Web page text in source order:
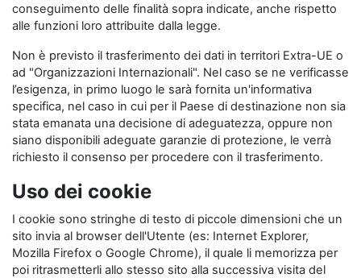
conseguimento delle finalità sopra indicate, anche rispetto
alle funzioni loro attribuite dalla legge.
Non è previsto il trasferimento dei dati in territori Extra-UE o
ad "Organizzazioni Internazionali". Nel caso se ne verificasse
l’esigenza, in primo luogo le sarà fornita un'informativa
specifica, nel caso in cui per il Paese di destinazione non sia
stata emanata una decisione di adeguatezza, oppure non
siano disponibili adeguate garanzie di protezione, le verrà
richiesto il consenso per procedere con il trasferimento.
Uso dei cookie
I cookie sono stringhe di testo di piccole dimensioni che un
sito invia al browser dell'Utente (es: Internet Explorer,
Mozilla Firefox o Google Chrome), il quale li memorizza per
poi ritrasmetterli allo stesso sito alla successiva visita del